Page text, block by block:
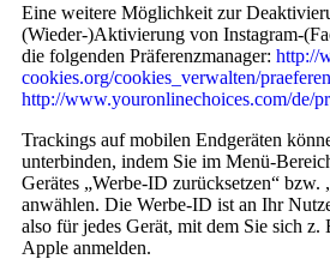
Eine weitere Möglichkeit zur
(Wieder-)Aktivierung von Instagram-
die folgenden Präferenzmanager: http://
cookies.org/cookies_verwalten/
http://www.youronlinechoices.com/de/
Trackings auf mobilen Endgeräten
unterbinden, indem Sie im Menü-
Gerätes „Werbe-ID zurücksetzen“
anwählen. Die Werbe-ID ist an Ihr
also für jedes Gerät, mit dem Sie sich z.
Apple anmelden.